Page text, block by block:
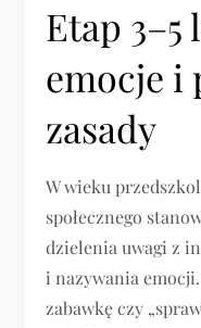
Etap 3–5
emocje i
zasady
W wieku
społecznego
dzielenia uwagi z
i nazywania
zabawkę czy